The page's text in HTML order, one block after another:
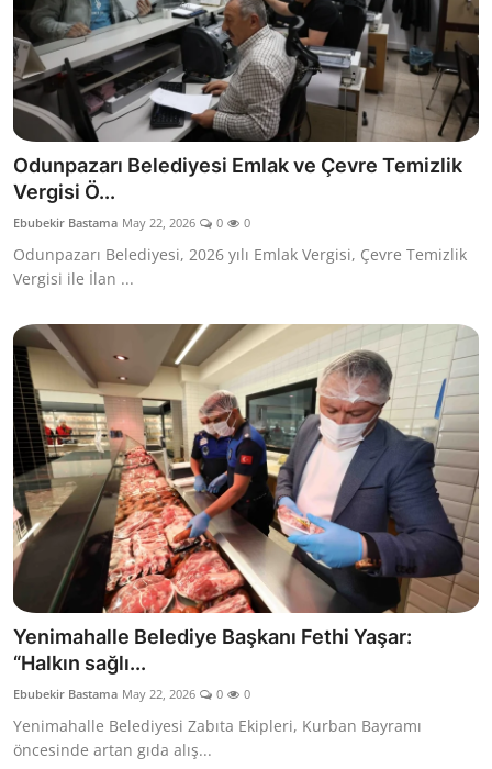
Odunpazarı Belediyesi Emlak ve Çevre Temizlik
Vergisi Ö...
Ebubekir Bastama May 22, 2026 0 0
Odunpazarı Belediyesi, 2026 yılı Emlak Vergisi, Çevre Temizlik
Vergisi ile İlan ...
Yenimahalle Belediye Başkanı Fethi Yaşar:
“Halkın sağlı...
Ebubekir Bastama May 22, 2026 0 0
Yenimahalle Belediyesi Zabıta Ekipleri, Kurban Bayramı
öncesinde artan gıda alış...